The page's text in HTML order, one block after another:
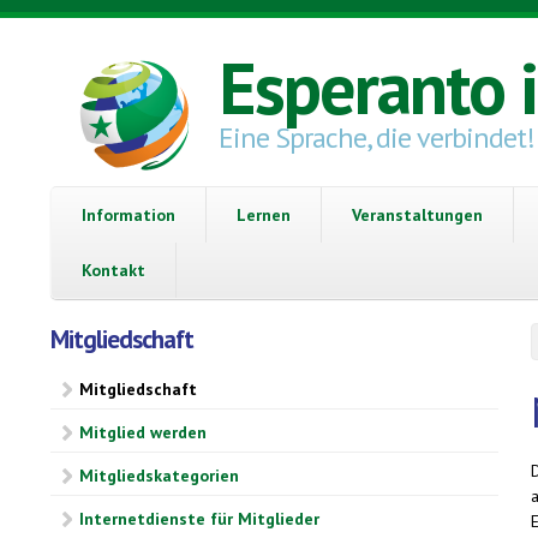
Direkt zum Inhalt
Esperanto
Eine Sprache, die verbindet!
Information Lernen Veranstaltungen
Kontakt
Mitgliedschaft
Mitgliedschaft
Mitglied werden
Mitgliedskategorien
Internetdienste für Mitglieder